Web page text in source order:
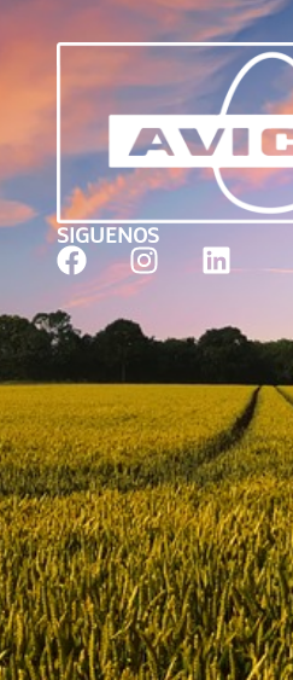
SIGUENOS